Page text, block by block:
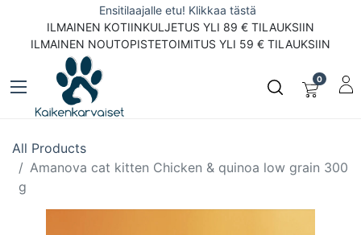
Ensitilaajalle etu! Klikkaa tästä
ILMAINEN KOTIINKULJETUS YLI 89 € TILAUKSIIN
ILMAINEN NOUTOPISTETOIMITUS YLI 59 € TILAUKSIIN
0
All Products
Amanova cat kitten Chicken & quinoa low grain 300
g